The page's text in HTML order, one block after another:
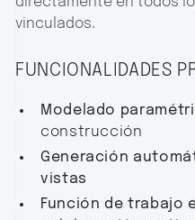
vinculados.
FUNCIONALIDADES
Modelado
construcción
Generación
vistas
Función de trabajo